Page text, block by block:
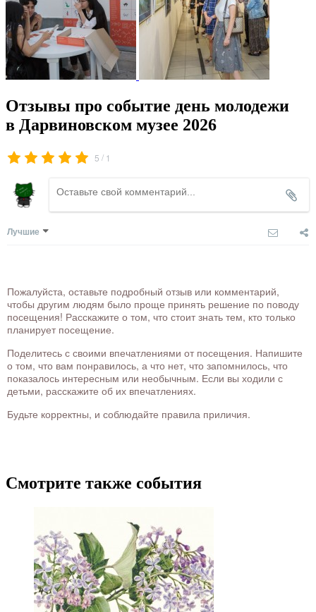
Отзывы про событие день молодежи
в Дарвиновском музее 2026
5 / 1
Лучшие
Пожалуйста, оставьте подробный отзыв или комментарий,
чтобы другим людям было проще принять решение по поводу
посещения! Расскажите о том, что стоит знать тем, кто только
планирует посещение.
Поделитесь с своими впечатлениями от посещения. Напишите
о том, что вам понравилось, а что нет, что запомнилось, что
показалось интересным или необычным. Если вы ходили с
детьми, расскажите об их впечатлениях.
Будьте корректны, и соблюдайте правила приличия.
Смотрите также события